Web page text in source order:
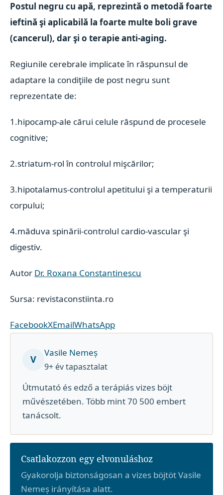
Postul negru cu apă, reprezintă o metodă foarte
ieftină şi aplicabilă la foarte multe boli grave
(cancerul), dar şi o terapie anti-aging.
Regiunile cerebrale implicate în răspunsul de
adaptare la condiţiile de post negru sunt
reprezentate de:
1.hipocamp-ale cărui celule răspund de procesele
cognitive;
2.striatum-rol în controlul mişcărilor;
3.hipotalamus-controlul apetitului şi a temperaturii
corpului;
4.măduva spinării-controlul cardio-vascular şi
digestiv.
Autor Dr. Roxana Constantinescu
Sursa: revistaconstiinta.ro
FacebookXEmailWhatsApp
V
Vasile Nemeș
9+ év tapasztalat
Útmutató és edző a terápiás vizes böjt
művészetében. Több mint 70 500 embert
tanácsolt.
Csatlakozzon egy elvonuláshoz
Gyakorolja biztonságosan a vizes böjtöt Vasile
Nemeș irányítása alatt.